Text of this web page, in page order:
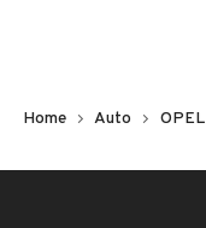
Home Auto OPEL